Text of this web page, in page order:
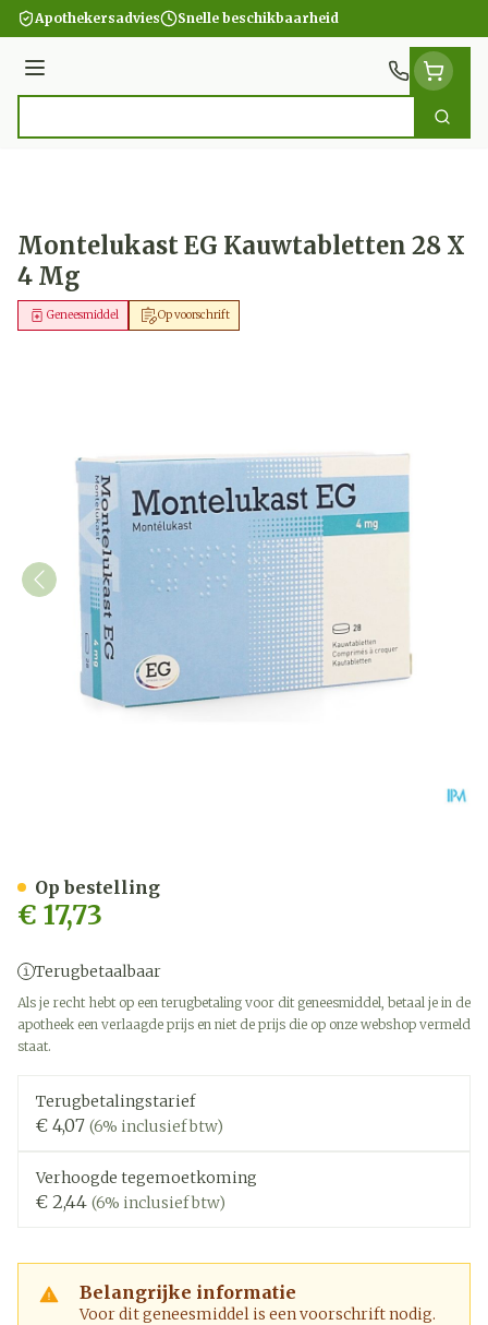
Ga naar de inhoud
Apothekersadvies Snelle beschikbaarheid
Menu
Zoek
Montelukast EG Kauwtabletten 28 X
4 Mg
Op voorschrift
Geneesmiddel
€ 17,73
Terugbetaalbaar
Als je recht hebt op een terugbetaling voor dit geneesmiddel, betaal je in de
apotheek een verlaagde prijs en niet de prijs die op onze webshop vermeld
staat.
Terugbetalingstarief
€ 4,07 (6% inclusief btw)
Verhoogde tegemoetkoming
€ 2,44 (6% inclusief btw)
Belangrijke informatie
Voor dit geneesmiddel is een voorschrift nodig.
Op bestelling